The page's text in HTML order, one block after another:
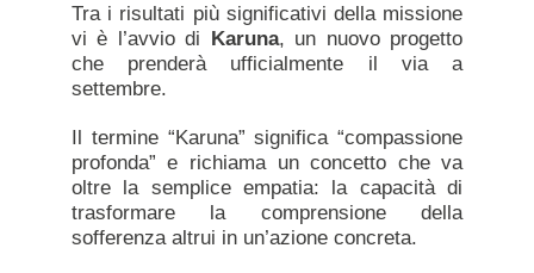
Tra i risultati più significativi della missione
vi è l’avvio di Karuna, un nuovo progetto
che prenderà ufficialmente il via a
settembre.
Il termine “Karuna” significa “compassione
profonda” e richiama un concetto che va
oltre la semplice empatia: la capacità di
trasformare la comprensione della
sofferenza altrui in un’azione concreta.